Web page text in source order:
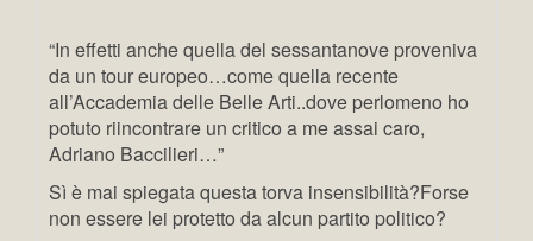
“In effetti anche quella del sessantanove proveniva
da un tour europeo…come quella recente
all’Accademia delle Belle Arti..dove perlomeno ho
potuto riincontrare un critico a me assai caro,
Adriano Baccilieri…”
Sì è mai spiegata questa torva insensibilità?Forse
non essere lei protetto da alcun partito politico?